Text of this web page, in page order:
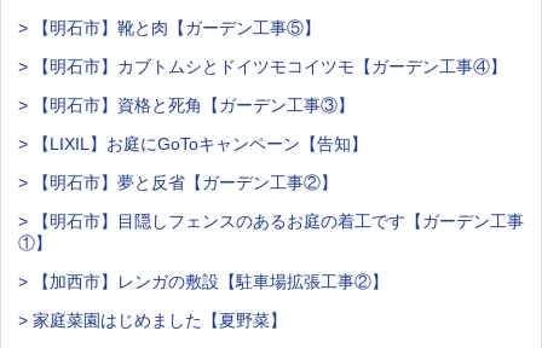
> 【明石市】靴と肉【ガーデン工事⑤】
> 【明石市】カブトムシとドイツモコイツモ【ガーデン工事④】
> 【明石市】資格と死角【ガーデン工事③】
> 【LIXIL】お庭にGoToキャンペーン【告知】
> 【明石市】夢と反省【ガーデン工事②】
> 【明石市】目隠しフェンスのあるお庭の着工です【ガーデン工事
①】
> 【加西市】レンガの敷設【駐車場拡張工事②】
> 家庭菜園はじめました【夏野菜】